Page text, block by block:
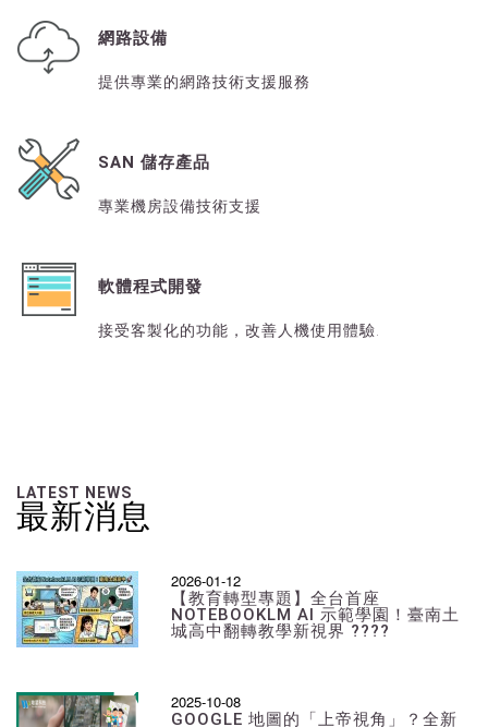
網路設備
提供專業的網路技術支援服務
SAN 儲存產品
專業機房設備技術支援
軟體程式開發
接受客製化的功能，改善人機使用體驗.
LATEST NEWS
最新消息
2026-01-12
【教育轉型專題】全台首座
NOTEBOOKLM AI 示範學園！臺南土
城高中翻轉教學新視界 ????
2025-10-08
GOOGLE 地圖的「上帝視角」？全新